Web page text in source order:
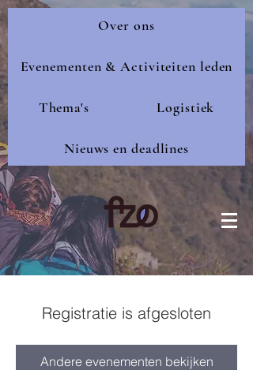
Over ons
Evenementen & Activiteiten leden
Thema's Logistiek
Nieuws en deadlines
Registratie is afgesloten
Andere evenementen bekijken